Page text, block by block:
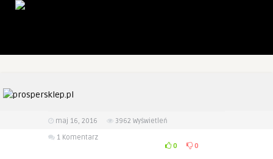
maj 16, 2016 3962 Wyświetleń
1 Komentarz
0 0